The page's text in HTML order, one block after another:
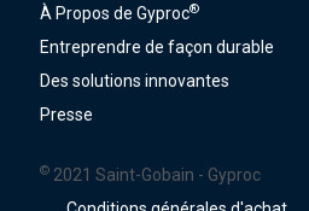
À Propos de Gyproc®
Entreprendre de façon durable
Des solutions innovantes
Presse
© 2021 Saint-Gobain - Gyproc